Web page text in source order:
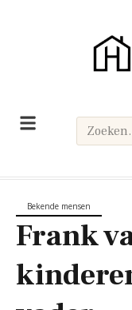
Bekende mensen
Frank